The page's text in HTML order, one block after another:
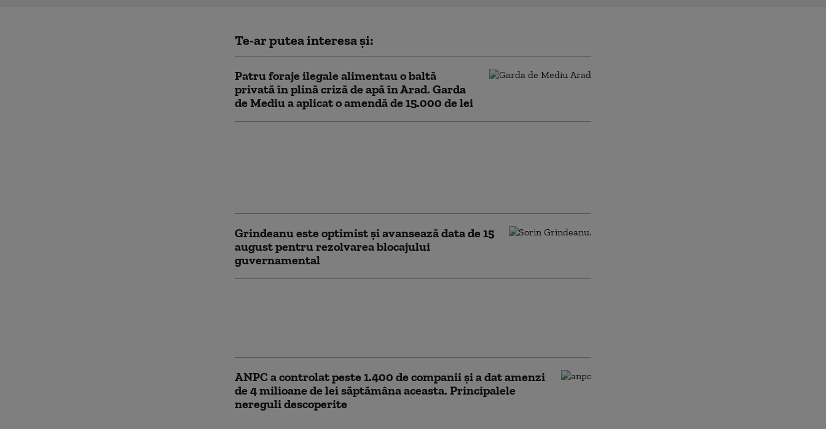
Te-ar putea interesa și:
Patru foraje ilegale alimentau o baltă
privată în plină criză de apă în Arad. Garda
de Mediu a aplicat o amendă de 15.000 de lei
Grindeanu este optimist și avansează data de 15
august pentru rezolvarea blocajului
guvernamental
ANPC a controlat peste 1.400 de companii și a dat amenzi
de 4 milioane de lei săptămâna aceasta. Principalele
nereguli descoperite